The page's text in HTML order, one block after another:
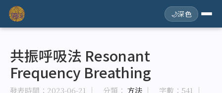
🌙深色
共振呼吸法 Resonant
Frequency Breathing
發表時間： 2023-06-21 ｜ 分類： 方法 ｜ 字數：541
｜